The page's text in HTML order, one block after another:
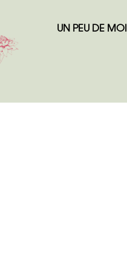
UN PEU DE MOI